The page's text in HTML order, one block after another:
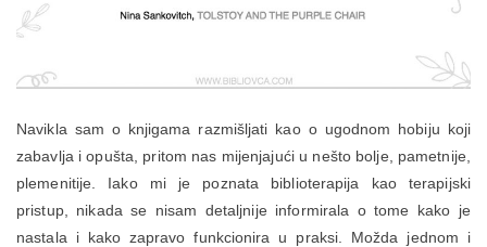
Navikla sam o knjigama razmišljati kao o ugodnom hobiju koji
zabavlja i opušta, pritom nas mijenjajući u nešto bolje, pametnije,
plemenitije. Iako mi je poznata biblioterapija kao terapijski
pristup, nikada se nisam detaljnije informirala o tome kako je
nastala i kako zapravo funkcionira u praksi. Možda jednom i